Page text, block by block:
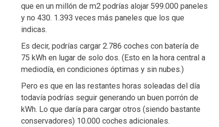
que en un millón de m2 podrías alojar 599.000 paneles
y no 430. 1.393 veces más paneles que los que
indicas.
Es decir, podrías cargar 2.786 coches con batería de
75 kWh en lugar de solo dos. (Esto en la hora central a
mediodía, en condiciones óptimas y sin nubes.)
Pero es que en las restantes horas soleadas del día
todavía podrías seguir generando un buen porrón de
kWh. Lo que daría para cargar otros (siendo bastante
conservadores) 10.000 coches adicionales.